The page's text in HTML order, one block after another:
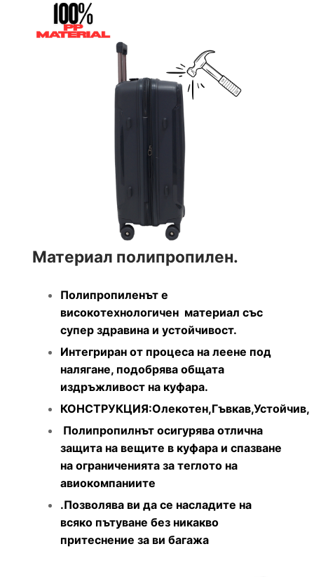
Материал полипропилен.
Полипропиленът е
високотехнологичен материал със
супер здравина и устойчивост.
Интегриран от процеса на леене под
налягане, подобрява общата
издръжливост на куфара.
КОНСТРУКЦИЯ:Олекотен,Гъвкав,Устойчив,
Полипропилнът осигурява отлична
защита на вещите в куфара и спазване
на ограниченията за теглото на
авиокомпаниите
.Позволява ви да се насладите на
всяко пътуване без никакво
притеснение за ви багажа